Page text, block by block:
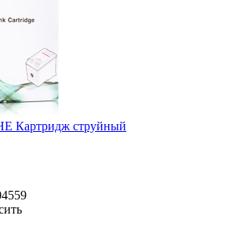
Картридж струйный